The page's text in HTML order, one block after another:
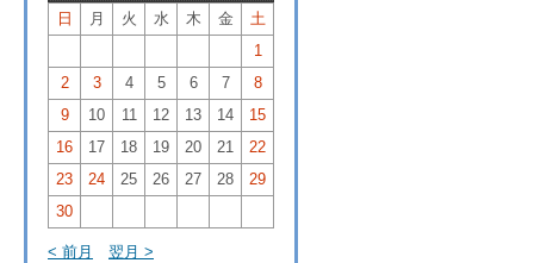
日 月 火 水 木 金
土
1
2
3 4 5 6 7
8
9
10 11 12 13 14
15
16
17 18 19 20 21
22
23
24 25 26 27 28
29
30
< 前月 翌月 >